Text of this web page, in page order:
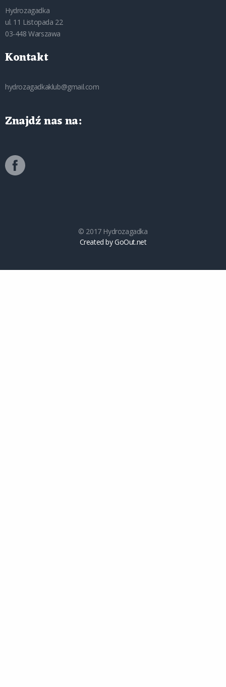
Hydrozagadka
ul. 11 Listopada 22
03-448 Warszawa
Kontakt
hydrozagadkaklub@gmail.com
Znajdź nas na:
© 2017 Hydrozagadka
Created by GoOut.net